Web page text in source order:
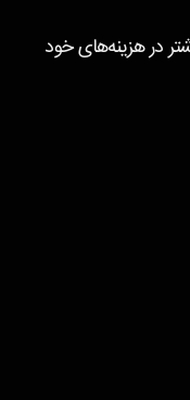
در هزینه‌های خود